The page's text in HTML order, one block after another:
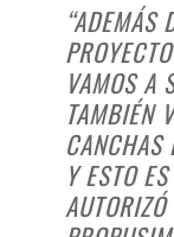
“ADEMÁS
VAMOS A
TAMBIÉN
CANCHAS
Y ESTO